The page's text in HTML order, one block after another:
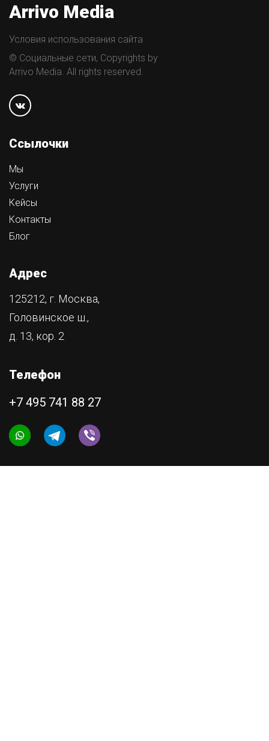
Arrivo Media
Условия использования сайта
© Социальные сети, Copyrights by
Arrivo Media. All rights reserved.
Ссылочки
Мы
Услуги
Кейсы
Контакты
Блог
Адрес
125212, г. Москва,
Головинское ш.,
д. 13, кор. 2
Телефон
+7 495 741 88 27